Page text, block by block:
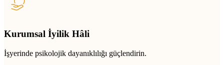
Kurumsal İyilik Hâli
İşyerinde psikolojik dayanıklılığı güçlendirin.